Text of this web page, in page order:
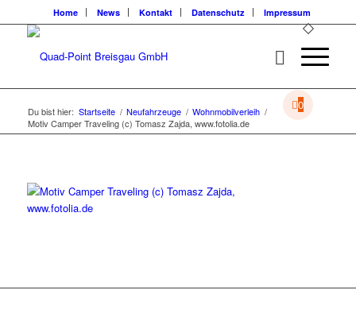
Home News Kontakt Datenschutz Impressum
0
Du bist hier: Startseite / Neufahrzeuge / Wohnmobilverleih /
Motiv Camper Traveling (c) Tomasz Zajda, www.fotolia.de